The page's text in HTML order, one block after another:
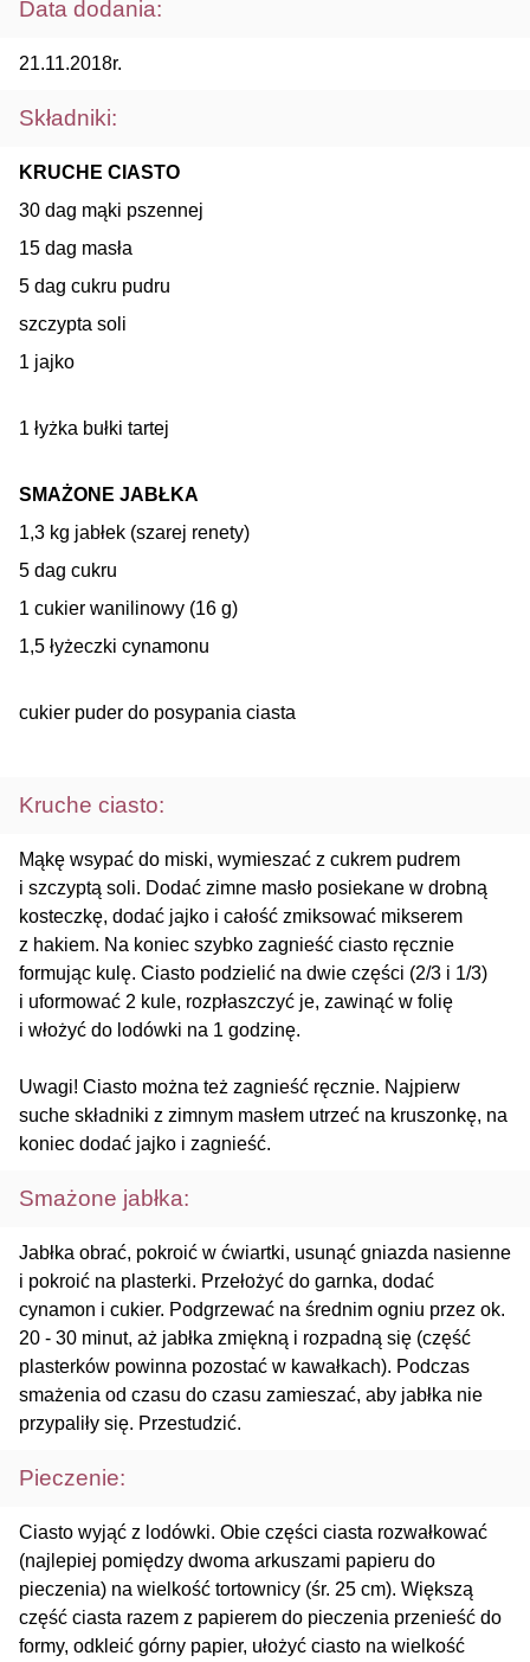
Data dodania:
21.11.2018r.
Składniki:
KRUCHE CIASTO
30 dag mąki pszennej
15 dag masła
5 dag cukru pudru
szczypta soli
1 jajko
1 łyżka bułki tartej
SMAŻONE JABŁKA
1,3 kg jabłek (szarej renety)
5 dag cukru
1 cukier wanilinowy (16 g)
1,5 łyżeczki cynamonu
cukier puder do posypania ciasta
Kruche ciasto:
Mąkę wsypać do miski, wymieszać z cukrem pudrem
i szczyptą soli. Dodać zimne masło posiekane w drobną
kosteczkę, dodać jajko i całość zmiksować mikserem
z hakiem. Na koniec szybko zagnieść ciasto ręcznie
formując kulę. Ciasto podzielić na dwie części (2/3 i 1/3)
i uformować 2 kule, rozpłaszczyć je, zawinąć w folię
i włożyć do lodówki na 1 godzinę.
Uwagi! Ciasto można też zagnieść ręcznie. Najpierw
suche składniki z zimnym masłem utrzeć na kruszonkę, na
koniec dodać jajko i zagnieść.
Smażone jabłka:
Jabłka obrać, pokroić w ćwiartki, usunąć gniazda nasienne
i pokroić na plasterki. Przełożyć do garnka, dodać
cynamon i cukier. Podgrzewać na średnim ogniu przez ok.
20 - 30 minut, aż jabłka zmiękną i rozpadną się (część
plasterków powinna pozostać w kawałkach). Podczas
smażenia od czasu do czasu zamieszać, aby jabłka nie
przypaliły się. Przestudzić.
Pieczenie:
Ciasto wyjąć z lodówki. Obie części ciasta rozwałkować
(najlepiej pomiędzy dwoma arkuszami papieru do
pieczenia) na wielkość tortownicy (śr. 25 cm). Większą
część ciasta razem z papierem do pieczenia przenieść do
formy, odkleić górny papier, ułożyć ciasto na wielkość